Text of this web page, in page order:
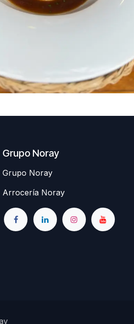
Grupo Noray
Grupo Noray
Arrocería Noray